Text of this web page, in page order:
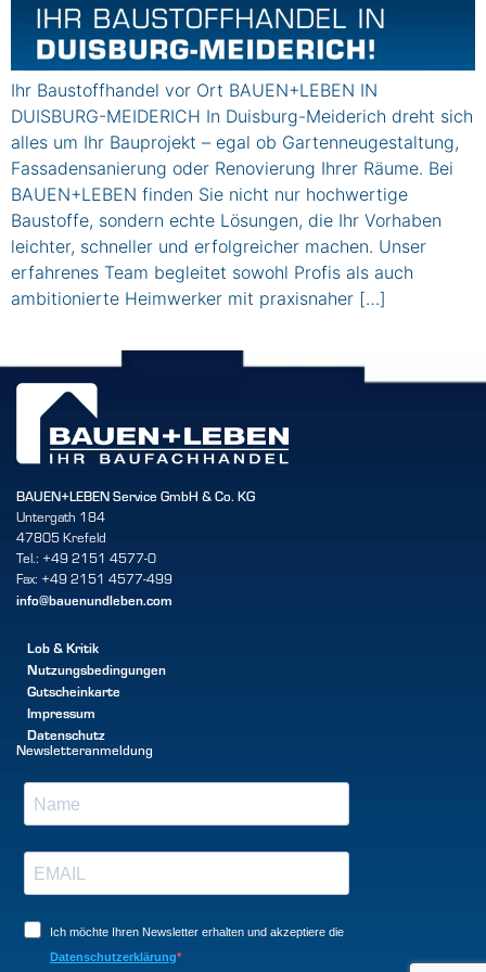
Ihr Baustoffhandel vor Ort BAUEN+LEBEN IN
DUISBURG-MEIDERICH In Duisburg-Meiderich dreht sich
alles um Ihr Bauprojekt – egal ob Gartenneugestaltung,
Fassadensanierung oder Renovierung Ihrer Räume. Bei
BAUEN+LEBEN finden Sie nicht nur hochwertige
Baustoffe, sondern echte Lösungen, die Ihr Vorhaben
leichter, schneller und erfolgreicher machen. Unser
erfahrenes Team begleitet sowohl Profis als auch
ambitionierte Heimwerker mit praxisnaher […]
BAUEN+LEBEN Service GmbH & Co. KG
Untergath 184
47805 Krefeld
Tel.: +49 2151 4577-0
Fax: +49 2151 4577-499
info@bauenundleben.com
Lob & Kritik
Nutzungsbedingungen
Gutscheinkarte
Impressum
Datenschutz
Newsletteranmeldung
Ich möchte Ihren Newsletter erhalten und akzeptiere die
Datenschutzerklärung